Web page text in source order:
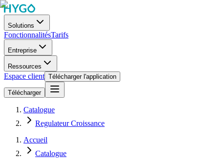
Solutions
FonctionnalitésTarifs
Entreprise
Ressources
Espace client Télécharger l'application
Télécharger
Catalogue
Regulateur Croissance
Accueil
Catalogue